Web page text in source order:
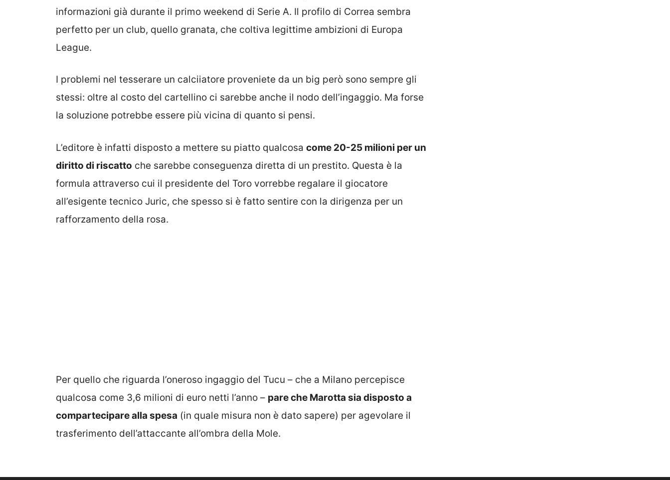
informazioni già durante il primo weekend di Serie A. Il profilo di Correa sembra
perfetto per un club, quello granata, che coltiva legittime ambizioni di Europa
League.
I problemi nel tesserare un calciiatore proveniete da un big però sono sempre gli
stessi: oltre al costo del cartellino ci sarebbe anche il nodo dell’ingaggio. Ma forse
la soluzione potrebbe essere più vicina di quanto si pensi.
L’editore è infatti disposto a mettere su piatto qualcosa come 20-25 milioni per un
diritto di riscatto che sarebbe conseguenza diretta di un prestito. Questa è la
formula attraverso cui il presidente del Toro vorrebbe regalare il giocatore
all’esigente tecnico Juric, che spesso si è fatto sentire con la dirigenza per un
rafforzamento della rosa.
Per quello che riguarda l’oneroso ingaggio del Tucu – che a Milano percepisce
qualcosa come 3,6 milioni di euro netti l’anno – pare che Marotta sia disposto a
compartecipare alla spesa (in quale misura non è dato sapere) per agevolare il
trasferimento dell’attaccante all’ombra della Mole.